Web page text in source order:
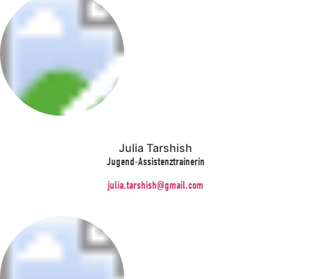
Julia Tarshish
Jugend-Assistenztrainerin
julia.tarshish@gmail.com